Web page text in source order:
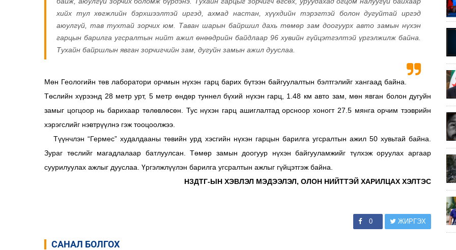
хийх тул хөгжлийн бэрхшээлтэй иргэд, ахмад настан, хүүхдийн тэрэгтэй болон дугуйтай иргэд
аюулгүй, тав тухтай зорчих юм. Таван шарын байршил дахь төмөр зам доогуурх авто замын нүхэн
гарцын барилга угсралтын нийт ажил өнөөдрийн байдлаар 96 хувийн гүйцэтгэлтэй үргэлжилж байна.
Тухайн байршлын явган зорчигчийн зам, дугуйн замын ажил дууслаа.
Мөн Геологийн төв лаборатори орчмын нүхэн гарц барих бүтээн байгуулалтын бэлтгэлийг хангаад байна.
Төслийн хүрээнд 28 метр урт, 5 метр өндөр туннел бүхий нүхэн гарц, 1.48 км авто зам, мөн явган болон дугуйн
замыг цогцоор нь барихаар төлөвлөсөн. Тус нүхэн гарц ашиглалтад орсноор хоногт 27.5 мянга орчим тээврийн
хэрэгслийг нэвтрүүлнэ гэж тооцоолжээ.
Түүнчлэн “Гермес” худалдааны төвийн урд хэсгийн нүхэн гарцын барилга угсралтын ажил 50 хувьтай байна.
Зураг төслийг магадлалаар батлуулсан. Төмөр замын доогуур нүхэн байгууламжийг түлхэж оруулах аргаар
суурилуулах ажлыг дууслаа. Үргэлжлүүлэн барилга угсралтын ажлыг гүйцэтгэж байна.
НЗДТГ-ЫН ХЭВЛЭЛ МЭДЭЭЛЭЛ, ОЛОН НИЙТТЭЙ ХАРИЛЦАХ ХЭЛТЭС
0 ЖИРГЭХ
САНАЛ БОЛГОХ